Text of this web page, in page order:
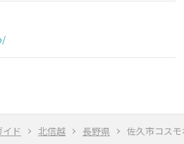
ド 北信越 長野県 佐久市コス